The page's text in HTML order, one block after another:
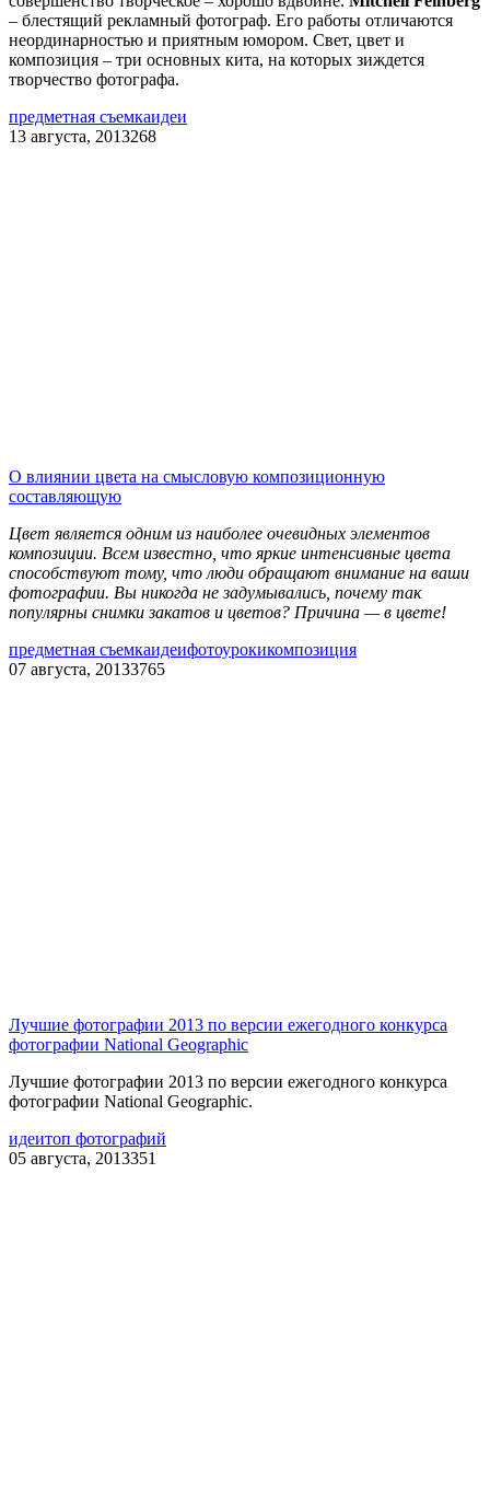
– блестящий рекламный фотограф. Его работы отличаются
неординарностью и приятным юмором. Свет, цвет и
композиция – три основных кита, на которых зиждется
творчество фотографа.
предметная съемкаидеи
13 августа, 2013268
О влиянии цвета на смысловую композиционную
составляющую
Цвет является одним из наиболее очевидных элементов
композиции. Всем известно, что яркие интенсивные цвета
способствуют тому, что люди обращают внимание на ваши
фотографии. Вы никогда не задумывались, почему так
популярны снимки закатов и цветов? Причина — в цвете!
предметная съемкаидеифотоурокикомпозиция
07 августа, 20133765
Лучшие фотографии 2013 по версии ежегодного конкурса
фотографии National Geographic
Лучшие фотографии 2013 по версии ежегодного конкурса
фотографии National Geographic.
идеитоп фотографий
05 августа, 2013351